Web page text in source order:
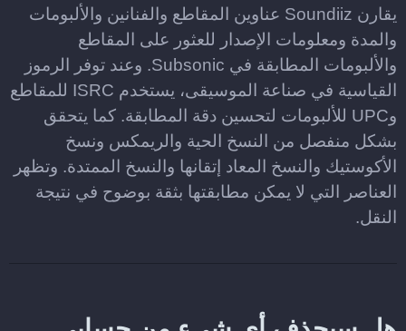
يقارن Soundiiz عناوين المقاطع والفنانين والألبومات
والمدة ومعلومات الإصدار للعثور على المقاطع
والألبومات المطابقة في Subsonic. وعند توفر الرموز
القياسية في صناعة الموسيقى، يستخدم ISRC للمقاطع
وUPC للألبومات لتحسين دقة المطابقة. كما يتحقق
بشكل منفصل من النسخ الحية والريمكس ونسخ
الأكوستيك والنسخ المعاد إتقانها والنسخ الممتدة. وتظهر
العناصر التي لا يمكن مطابقتها بثقة بوضوح في نتيجة
النقل.